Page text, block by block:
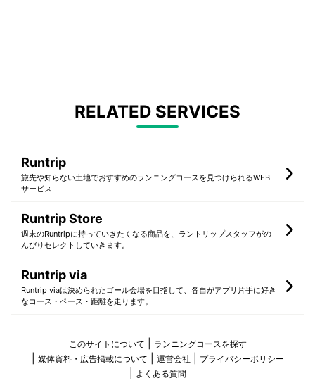
RELATED SERVICES
Runtrip
旅先や知らない土地でおすすめのランニングコースを見つけられるWEB
サービス
Runtrip Store
週末のRuntripに持っていきたくなる商品を、ラントリップスタッフがの
んびりセレクトしていきます。
Runtrip via
Runtrip viaは決められたゴール会場を目指して、各自がアプリ片手に好き
なコース・ペース・距離を走ります。
このサイトについて
ランニングコースを探す
媒体資料・広告掲載について
運営会社
プライバシーポリシー
よくある質問